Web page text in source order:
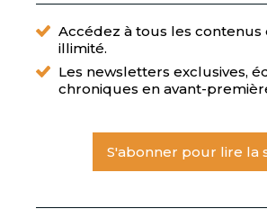
Accédez à tous les contenus
illimité.
Les newsletters exclusives,
chroniques en avant-
S'abonner pour lire la